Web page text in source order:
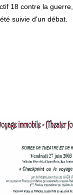
18 contre la guerre,
suivie d'un débat.